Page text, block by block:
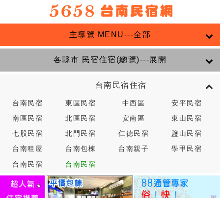
主導覽 MENU---全部
各縣市 民宿住宿(總覽)---展開
台南民宿住宿
台南民宿 東區民宿 中西區 安平民宿
南區民宿 北區民宿 安南區 東山民宿
七股民宿 北門民宿 仁德民宿 鹽山民宿
台南租屋 台南包棟 台南親子 學甲民宿
台南民宿 台南民宿